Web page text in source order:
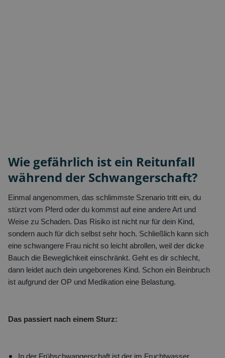
Wie gefährlich ist ein Reitunfall
während der Schwangerschaft?
Einmal angenommen, das schlimmste Szenario tritt ein, du
stürzt vom Pferd oder du kommst auf eine andere Art und
Weise zu Schaden. Das Risiko ist nicht nur für dein Kind,
sondern auch für dich selbst sehr hoch. Schließlich kann sich
eine schwangere Frau nicht so leicht abrollen, weil der dicke
Bauch die Beweglichkeit einschränkt. Geht es dir schlecht,
dann leidet auch dein ungeborenes Kind. Schon ein Beinbruch
ist aufgrund der OP und Medikation eine Belastung.
Das passiert nach einem Sturz: